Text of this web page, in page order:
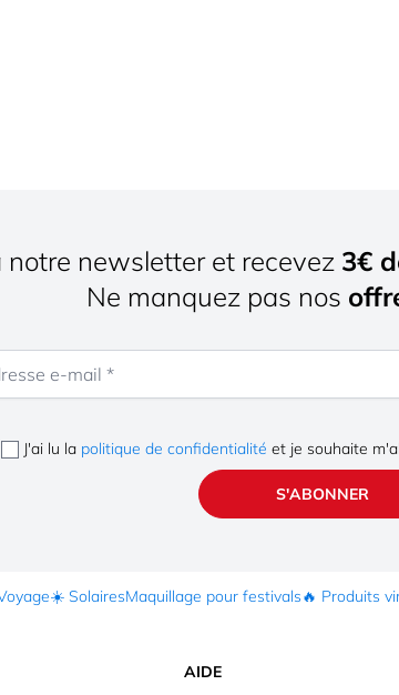
newsletter et recevez 3€
Ne manquez pas nos
J'ai lu la politique de confidentialité et je souhaite
S'ABONNER
☀️ SolairesMaquillage pour festivals🔥 Produits
AIDE